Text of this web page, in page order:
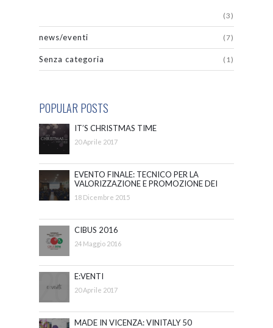
(3)
news/eventi (7)
Senza categoria (1)
POPULAR POSTS
IT’S CHRISTMAS TIME
20 Aprile 2017
EVENTO FINALE: TECNICO PER LA
VALORIZZAZIONE E PROMOZIONE DEI
BENI E DELLE ATTIVITÀ CULTURALI
18 Dicembre 2015
CIBUS 2016
24 Maggio 2016
E:VENTI
20 Aprile 2017
MADE IN VICENZA: VINITALY 50